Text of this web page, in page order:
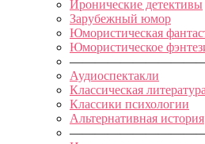
Иронические детективы
Зарубежный юмор
Юмористическая
Юмористическое
Аудиоспектакли
Классическая литература
Классики психологии
Альтернативная история